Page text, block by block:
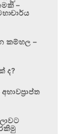
–
කම්හල –
ද?